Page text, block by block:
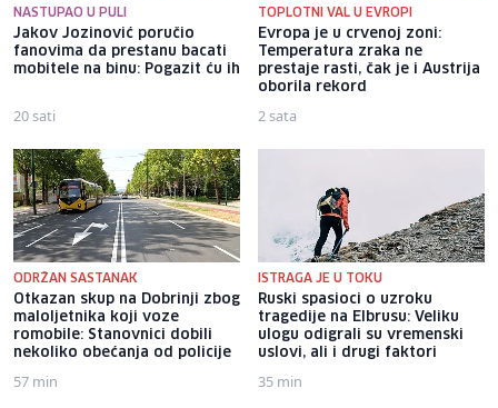
NASTUPAO U PULI
Jakov Jozinović poručio
fanovima da prestanu bacati
mobitele na binu: Pogazit ću ih
20 sati
TOPLOTNI VAL U EVROPI
Evropa je u crvenoj zoni:
Temperatura zraka ne
prestaje rasti, čak je i Austrija
oborila rekord
2 sata
ODRŽAN SASTANAK
Otkazan skup na Dobrinji zbog
maloljetnika koji voze
romobile: Stanovnici dobili
nekoliko obećanja od policije
57 min
ISTRAGA JE U TOKU
Ruski spasioci o uzroku
tragedije na Elbrusu: Veliku
ulogu odigrali su vremenski
uslovi, ali i drugi faktori
35 min